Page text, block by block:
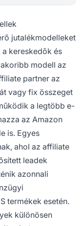
jutalékmodelleket
kereskedők és
modell az
partner az
vagy fix összeget
a legtöbb e-
az Amazon
is. Egyes
ahol az affiliate
leadek
azonnali
termékek esetén.
különösen